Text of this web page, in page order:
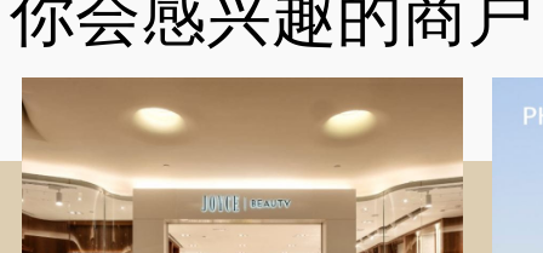
你会感兴趣的商户